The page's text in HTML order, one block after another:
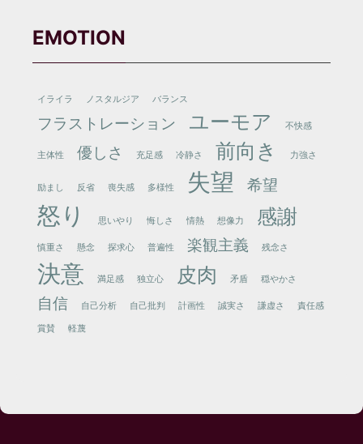
EMOTION
イライラ ノスタルジア バランス
フラストレーション ユーモア
不快感
主体性
優しさ 充足感 冷静さ 前向き 力強さ
励まし 反省 喪失感 多様性 失望 希望
怒り 思いやり 悔しさ 情熱 想像力 感謝
慎重さ 懸念 探求心 普遍性 楽観主義 残念さ
決意 満足感 独立心 皮肉 矛盾 穏やかさ
自信 自己分析 自己批判 計画性 誠実さ 謙虚さ
責任感
賞賛
軽蔑